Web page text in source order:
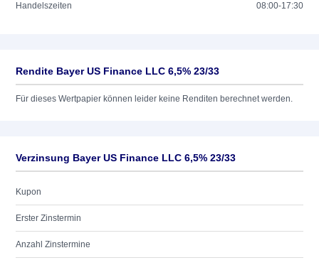
Handelszeiten 08:00-17:30
Rendite Bayer US Finance LLC 6,5% 23/33
Für dieses Wertpapier können leider keine Renditen berechnet werden.
Verzinsung Bayer US Finance LLC 6,5% 23/33
Kupon
Erster Zinstermin
Anzahl Zinstermine